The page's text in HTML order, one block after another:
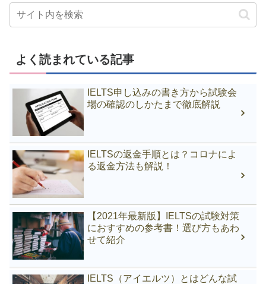
よく読まれている記事
IELTS申し込みの書き方から試験会
場の確認のしかたまで徹底解説
IELTSの返金手順とは？コロナによ
る返金方法も解説！
【2021年最新版】IELTSの試験対策
におすすめの参考書！選び方もあわ
せて紹介
IELTS（アイエルツ）とはどんな試